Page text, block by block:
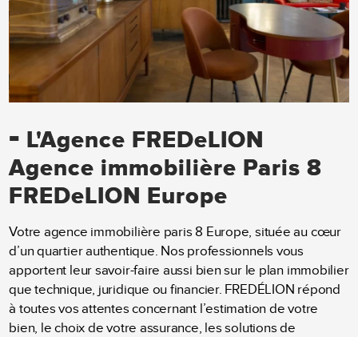
- L'Agence FREDeLION
Agence immobilière Paris 8
FREDeLION Europe
Votre agence immobilière paris 8 Europe, située au cœur
d’un quartier authentique. Nos professionnels vous
apportent leur savoir-faire aussi bien sur le plan immobilier
que technique, juridique ou financier. FREDÉLION répond
à toutes vos attentes concernant l’estimation de votre
bien, le choix de votre assurance, les solutions de